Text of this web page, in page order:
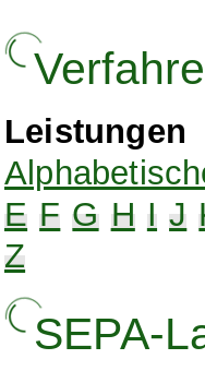
Leistungen
E F G H I J
Z
SEPA-